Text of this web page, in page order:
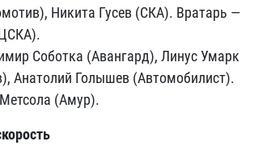
Никита Гусев (СКА). Вратарь —
Соботка (Авангард), Линус Умарк
Анатолий Голышев (Автомобилист).
(Амур).